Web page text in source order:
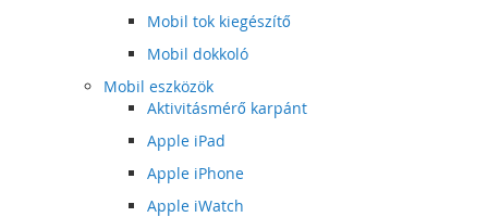
Mobil tok kiegészítő
Mobil dokkoló
Mobil eszközök
Aktivitásmérő karpánt
Apple iPad
Apple iPhone
Apple iWatch